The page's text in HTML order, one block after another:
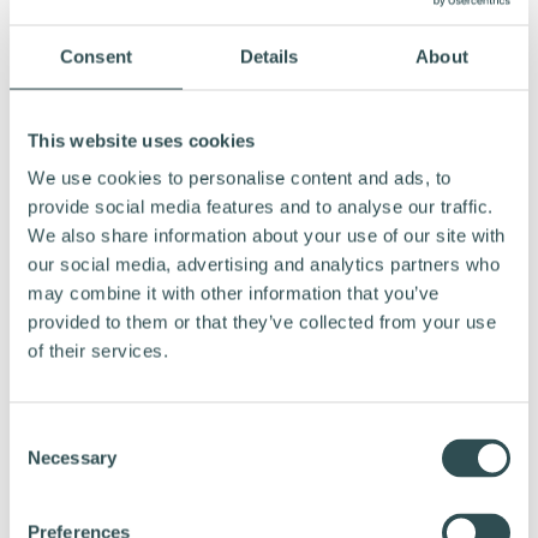
Consent Details About
This website uses cookies
We use cookies to personalise content and ads, to
provide social media features and to analyse our traffic.
We also share information about your use of our site with
our social media, advertising and analytics partners who
may combine it with other information that you’ve
provided to them or that they’ve collected from your use
of their services.
Necessary
Preferences
mahdollisimman helppoa.
Tiedämme, että oikeanlaisen
valitseminen voi olla hankalaa. Merkkejä,
malleja ja kokoja on paljon erilaisia ja oikean
pyörän valinta saattaa näyttäytyä haastavana
viidakkona läpäistäväksi. Tähän olemme
halunneet tarjota yksinkertaisia ratkaisuja, jotta
sopivan PreCycled pyörän löytäminen olisi
pyörän valintatyökalu
“Vapaus Bike Finder” ,
joka auttaa sopivan pyörän valinnassa tarjoten